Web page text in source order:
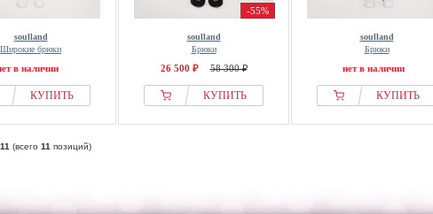
soulland
Широкие брюки
в наличии
КУПИТЬ
-55%
soulland
Брюки
26 500 ₽ 58 300 ₽
КУПИТЬ
soulland
Брюки
нет в наличии
КУПИТЬ
11 (всего 11 позиций)